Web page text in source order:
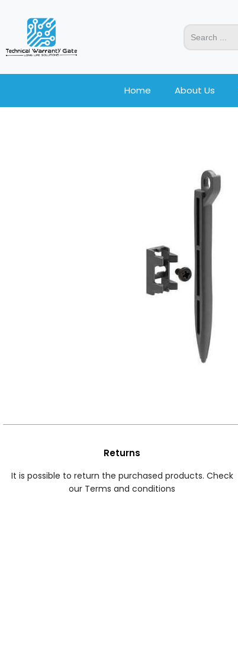
Home About Us
Returns
It is possible to return the purchased products. Check
our Terms and conditions